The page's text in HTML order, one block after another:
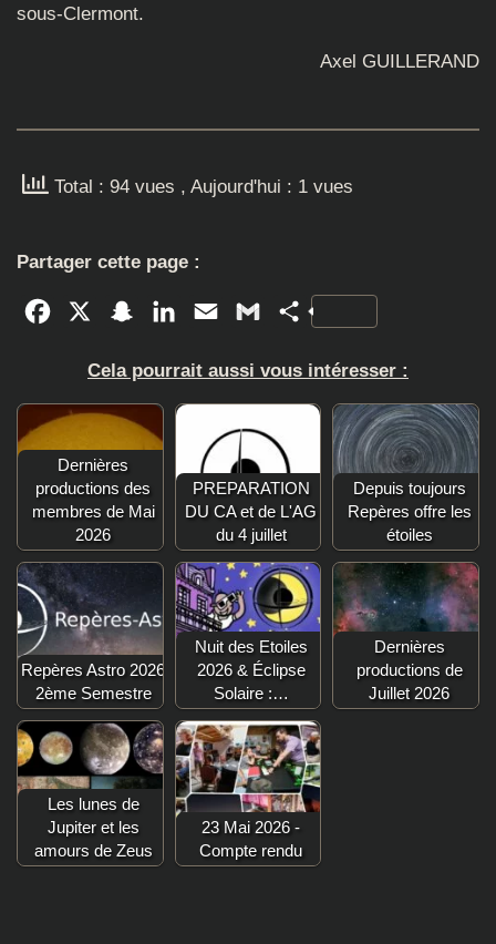
sous-Clermont.
Axel GUILLERAND
Total : 94 vues , Aujourd'hui : 1 vues
Partager cette page :
Facebook SnapchatLinkedInEmail GmailPartager
Cela pourrait aussi vous intéresser :
Dernières
productions des
membres de Mai
2026
PREPARATION
DU CA et de L'AG
du 4 juillet
Depuis toujours
Repères offre les
étoiles
Repères Astro 2026
2ème Semestre
Nuit des Etoiles
2026 & Éclipse
Solaire :…
Dernières
productions de
Juillet 2026
Les lunes de
Jupiter et les
amours de Zeus
23 Mai 2026 -
Compte rendu